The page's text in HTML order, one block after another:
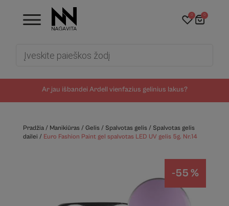
Ar jau išbandei Ardell vienfazius gelinius lakus?
0 0
Pradžia/ Manikiūras/ Gelis/ Spalvotas gelis/ Spalvotas gelis
dailei / Euro Fashion Paint gel spalvotas LED UV gelis 5g. Nr.14
-55 %